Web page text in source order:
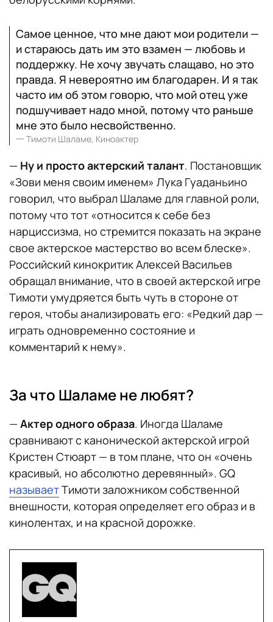
Самое ценное, что мне дают мои родители —
и стараюсь дать им это взамен — любовь и
поддержку. Не хочу звучать слащаво, но это
правда. Я невероятно им благодарен. И я так
часто им об этом говорю, что мой отец уже
подшучивает надо мной, потому что раньше
мне это было несвойственно.
一 Тимоти Шаламе, Киноактер
— Ну и просто актерский талант. Постановщик
«Зови меня своим именем» Лука Гуаданьино
говорил, что выбрал Шаламе для главной роли,
потому что тот «относится к себе без
нарциссизма, но стремится показать на экране
свое актерское мастерство во всем блеске».
Российский кинокритик Алексей Васильев
обращал внимание, что в своей актерской игре
Тимоти умудряется быть чуть в стороне от
героя, чтобы анализировать его: «Редкий дар —
играть одновременно состояние и
комментарий к нему».
За что Шаламе не любят?
— Актер одного образа. Иногда Шаламе
сравнивают с канонической актерской игрой
Кристен Стюарт — в том плане, что он «очень
красивый, но абсолютно деревянный». GQ
называетТимоти заложником собственной
внешности, которая определяет его образ и в
кинолентах, и на красной дорожке.